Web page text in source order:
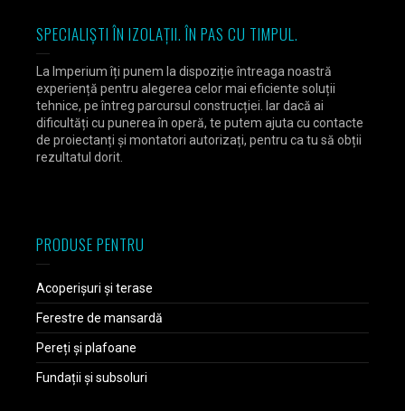
SPECIALIȘTI ÎN IZOLAȚII. ÎN PAS CU TIMPUL.
La Imperium îți punem la dispoziție întreaga noastră
experiență pentru alegerea celor mai eficiente soluții
tehnice, pe întreg parcursul construcției. Iar dacă ai
dificultăți cu punerea în operă, te putem ajuta cu contacte
de proiectanți și montatori autorizați, pentru ca tu să obții
rezultatul dorit.
PRODUSE PENTRU
Acoperișuri și terase
Ferestre de mansardă
Pereți și plafoane
Fundații și subsoluri